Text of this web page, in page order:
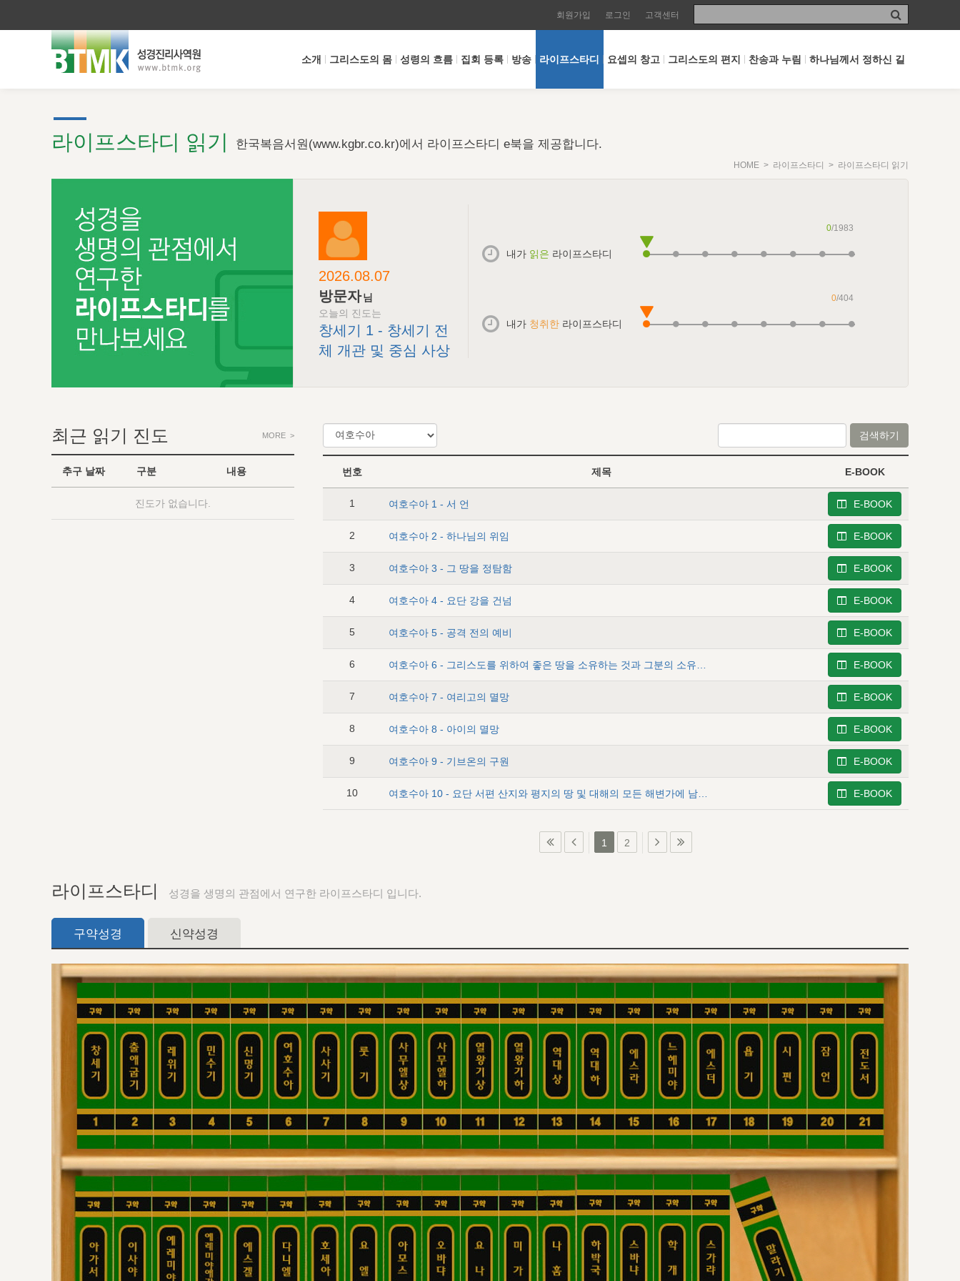
회원가입 로그인 고객센터
소개 그리스도의 몸 성령의 흐름 집회 등록 방송 라이프스타디 요셉의 창고 그리스도의 편지 찬송과 누림 하나님께서 정하신 길
라이프스타디 읽기 한국복음서원(www.kgbr.co.kr)에서 라이프스타디 e북을 제공합니다.
HOME > 라이프스타디 > 라이프스타디 읽기
2026.08.07
방문자님
오늘의 진도는
창세기 1 - 창세기 전
체 개관 및 중심 사상
내가 읽은 라이프스타디
0/1983
내가 청취한 라이프스타디
0/404
최근 읽기 진도 MORE >
추구 날짜 구분 내용
진도가 없습니다.
검색하기
번호 제목 E-BOOK
1 여호수아 1 - 서 언 E-BOOK
2 여호수아 2 - 하나님의 위임 E-BOOK
3 여호수아 3 - 그 땅을 정탐함 E-BOOK
4 여호수아 4 - 요단 강을 건넘 E-BOOK
5 여호수아 5 - 공격 전의 예비 E-BOOK
6 E-BOOK
7 여호수아 7 - 여리고의 멸망 E-BOOK
8 여호수아 8 - 아이의 멸망 E-BOOK
9 여호수아 9 - 기브온의 구원 E-BOOK
10 E-BOOK
1 2
라이프스타디 성경을 생명의 관점에서 연구한 라이프스타디 입니다.
구약성경 신약성경